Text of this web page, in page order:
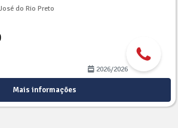
do Rio Preto
2026/2026
Mais informações